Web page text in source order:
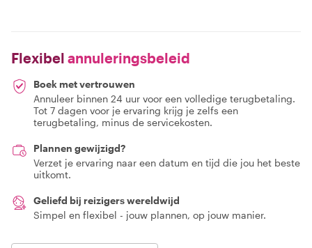
Flexibel annuleringsbeleid
Boek met vertrouwen
Annuleer binnen 24 uur voor een volledige terugbetaling.
Tot 7 dagen voor je ervaring krijg je zelfs een
terugbetaling, minus de servicekosten.
Plannen gewijzigd?
Verzet je ervaring naar een datum en tijd die jou het beste
uitkomt.
Geliefd bij reizigers wereldwijd
Simpel en flexibel - jouw plannen, op jouw manier.